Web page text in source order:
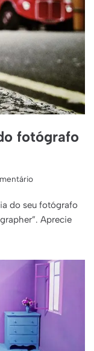
fotógrafo
do seu fotógrafo
Aprecie